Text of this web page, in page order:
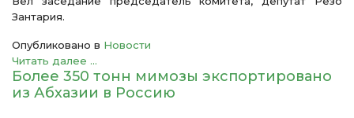
Зантария.
Опубликовано в Новости
Читать далее ...
Более 350 тонн мимозы экспортировано
из Абхазии в Россию